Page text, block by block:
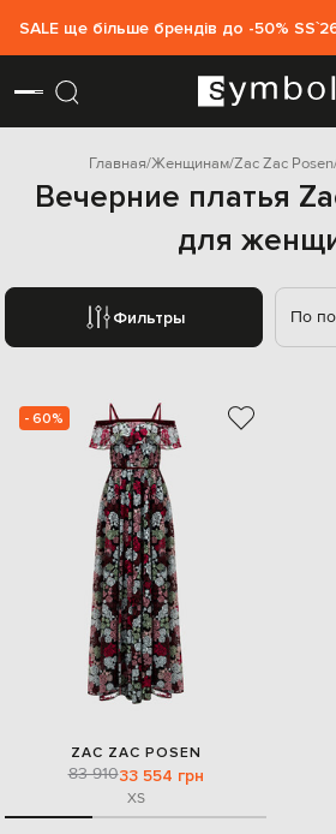
SALE ще більше брендів до -50%
Главная Женщинам Zac Zac Posen
Вечерние платья
для
Фильтры По
- 60%
ZAC ZAC POSEN
83 91033 554 грн
XS